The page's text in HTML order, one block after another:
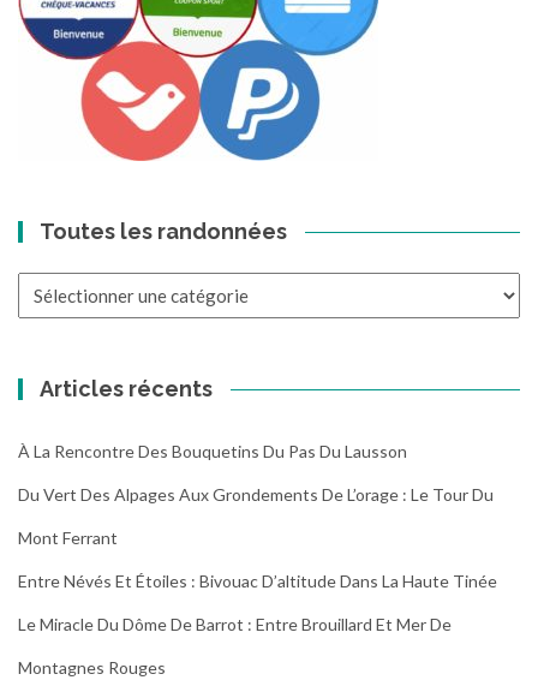
Toutes les randonnées
Articles récents
À La Rencontre Des Bouquetins Du Pas Du Lausson
Du Vert Des Alpages Aux Grondements De L’orage : Le Tour Du
Mont Ferrant
Entre Névés Et Étoiles : Bivouac D’altitude Dans La Haute Tinée
Le Miracle Du Dôme De Barrot : Entre Brouillard Et Mer De
Montagnes Rouges